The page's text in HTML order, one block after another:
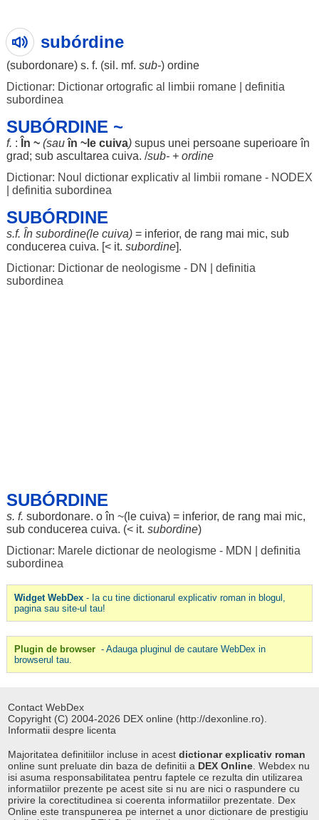
subórdine
(subordonare) s. f. (sil . mf. sub-) ordine
Dictionar: Dictionar ortografic al limbii romane| definitia
subordinea
SUBÓRDINE ~
f. : În ~ (sau în ~lecuiva) supusunei persoane superioareîn
grad; sub ascultarea cuiva. /sub- + ordine
Dictionar: Noul dictionar explicativ al limbii romane - NODEX
definitia subordinea
SUBÓRDINE
s.f. În subordine(lecuiva)= inferior, de rang mai mic, sub
conducerea cuiva. [< it. subordine].
Dictionar: Dictionar de neologisme - DN
definitia
subordinea
SUBÓRDINE
s. f. subordonare. o în ~(lecuiva) = inferior, de rang mai mic,
sub conducerea cuiva. (< it. subordine)
Dictionar: Marele dictionar de neologisme - MDN
definitia
subordinea
Widget WebDex- Ia cu tine dictionarul explicativ roman in blogul,
pagina sau site-ul tau!
Plugin de browser - Adauga pluginul de cautare WebDex in
browserul tau.
Contact WebDex
Copyright (C) 2004-2026 DEX online (http://dexonline.ro).
Informatii despre licenta
Majoritatea definitiilor incluse in acestdictionar explicativ roman
online sunt preluate din baza de definitii a DEX Online . Webdex nu
isi asuma responsabilitatea pentru faptele ce rezulta din utilizarea
informatiilor prezente pe acest site si nu are nici o raspundere cu
privire la corectitudinea si coerenta informatiilor prezentate. Dex
Online este transpunerea pe internet a unor dictionare de prestigiu